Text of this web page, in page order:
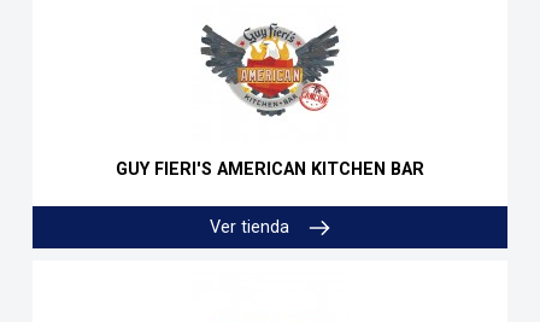
GUY FIERI'S AMERICAN KITCHEN BAR
Ver tienda